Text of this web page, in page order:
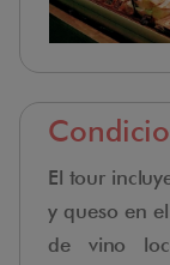
El tour
y queso en
de vino